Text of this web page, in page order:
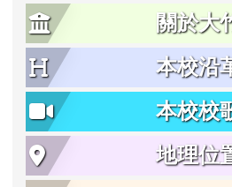
關於大
本校沿
本校校
地理位